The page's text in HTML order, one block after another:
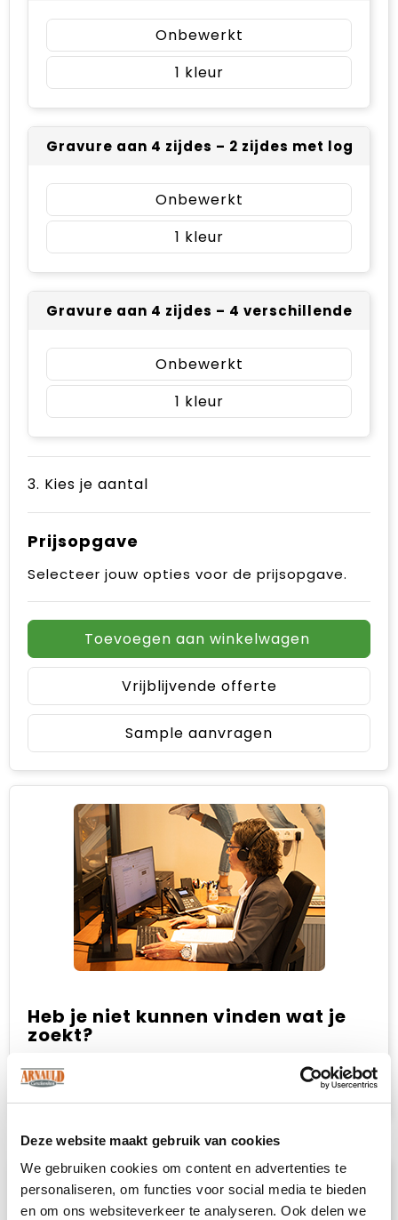
Deze website maakt gebruik van cookies
We gebruiken cookies om content en advertenties te
personaliseren, om functies voor social media te bieden
en om ons websiteverkeer te analyseren. Ook delen we
Onbewerkt
1
Gravure aan 4 zijdes – 2 zijdes met logo A,
Onbewerkt
1
Gravure aan 4 zijdes – 4 verschillende
Onbewerkt
1
3. Kies je aantal
Prijsopgave
Selecteer jouw opties voor de prijsopgave.
Toevoegen aan winkelwagen
Vrijblijvende offerte
Sample aanvragen
Heb je niet kunnen vinden wat je
zoekt?
Neem contact met ons op
voor een advies
op maat.
Omschrijving